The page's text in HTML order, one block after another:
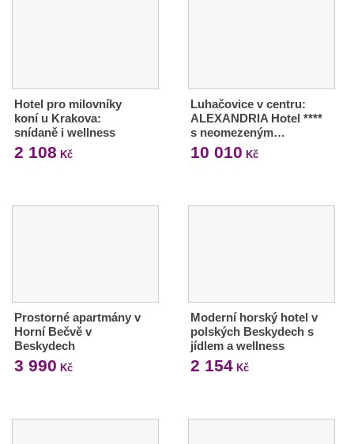
Hotel pro milovníky
koní u Krakova:
snídaně i wellness
2 108 Kč
Luhačovice v centru:
ALEXANDRIA Hotel ****
s neomezeným…
10 010 Kč
Prostorné apartmány v
Horní Bečvě v
Beskydech
3 990 Kč
Moderní horský hotel v
polských Beskydech s
jídlem a wellness
2 154Kč